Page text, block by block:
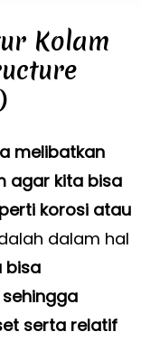
Kolam
melibatkan
agar kita bisa
korosi atau
dalam hal
bisa
serta relatif